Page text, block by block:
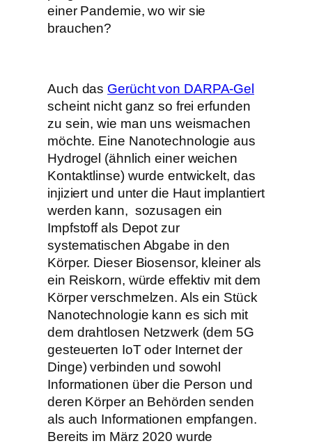
einer Pandemie, wo wir sie
brauchen?
Auch das Gerücht von DARPA-Gel
scheint nicht ganz so frei erfunden
zu sein, wie man uns weismachen
möchte. Eine Nanotechnologie aus
Hydrogel (ähnlich einer weichen
Kontaktlinse) wurde entwickelt, das
injiziert und unter die Haut implantiert
werden kann, sozusagen ein
Impfstoff als Depot zur
systematischen Abgabe in den
Körper. Dieser Biosensor, kleiner als
ein Reiskorn, würde effektiv mit dem
Körper verschmelzen. Als ein Stück
Nanotechnologie kann es sich mit
dem drahtlosen Netzwerk (dem 5G
gesteuerten IoT oder Internet der
Dinge) verbinden und sowohl
Informationen über die Person und
deren Körper an Behörden senden
als auch Informationen empfangen.
Bereits im März 2020 wurde